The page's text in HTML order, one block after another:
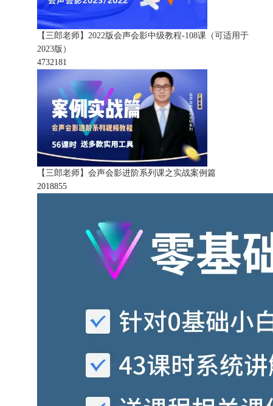
【三郎老师】2022版会声会影中级教程-108课（可适用于
2023版）
4732181
【三郎老师】会声会影进阶系列课之实战案例篇
2018855